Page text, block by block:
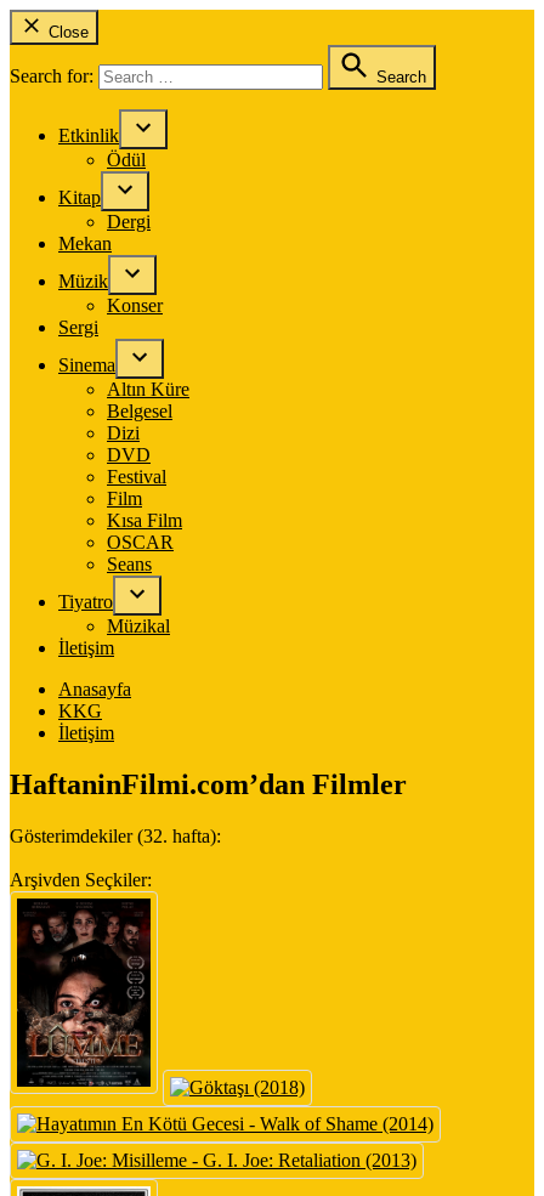
Close
Search for: Search
Etkinlik
Ödül
Kitap
Dergi
Mekan
Müzik
Konser
Sergi
Sinema
Altın Küre
Belgesel
Dizi
DVD
Festival
Film
Kısa Film
OSCAR
Seans
Tiyatro
Müzikal
İletişim
Anasayfa
KKG
İletişim
HaftaninFilmi.com’dan Filmler
Gösterimdekiler (32. hafta):
Arşivden Seçkiler: